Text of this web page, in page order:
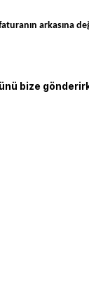
arkasına
bize